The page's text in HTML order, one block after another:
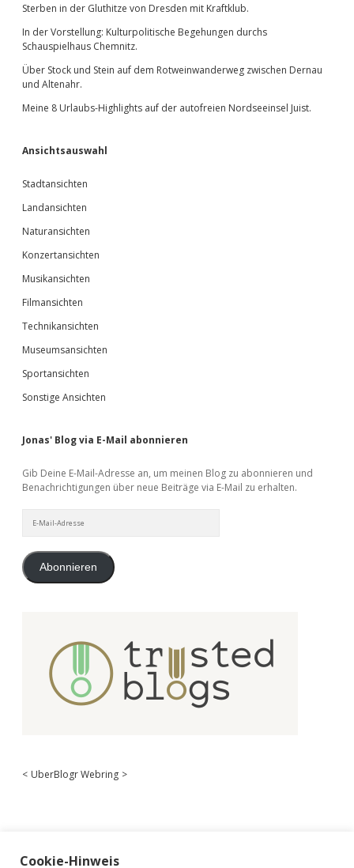
Sterben in der Gluthitze von Dresden mit Kraftklub.
In der Vorstellung: Kulturpolitische Begehungen durchs
Schauspielhaus Chemnitz.
Über Stock und Stein auf dem Rotweinwanderweg zwischen Dernau
und Altenahr.
Meine 8 Urlaubs-Highlights auf der autofreien Nordseeinsel Juist.
Ansichtsauswahl
Stadtansichten
Landansichten
Naturansichten
Konzertansichten
Musikansichten
Filmansichten
Technikansichten
Museumsansichten
Sportansichten
Sonstige Ansichten
Jonas' Blog via E-Mail abonnieren
Gib Deine E-Mail-Adresse an, um meinen Blog zu abonnieren und
Benachrichtigungen über neue Beiträge via E-Mail zu erhalten.
Mail-
Abonnieren
< UberBlogr Webring >
Cookie-Hinweis